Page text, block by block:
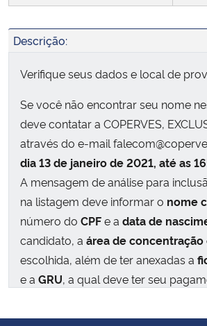
Descrição:
Verifique seus dados e local de
Se você não encontrar seu nome
deve contatar a COPERVES,
através do e-mail
dia 13 de janeiro de 2021, até as
A mensagem de análise para
na listagem deve informar o nome
número do CPFe a data de
candidato, a área de concentração
escolhida, além de ter anexadas a
e a GRU, a qual deve ter seu
comprovado no caso de inscrição
taxa.